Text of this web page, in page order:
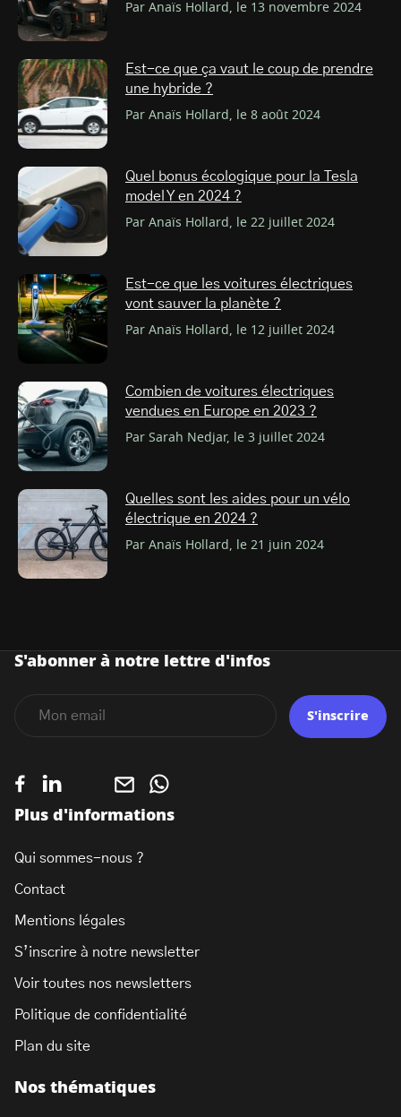
Par Anaïs Hollard, le 13 novembre 2024
Est-ce que ça vaut le coup de prendre
une hybride ?
Par Anaïs Hollard, le 8 août 2024
Quel bonus écologique pour la Tesla
model Y en 2024 ?
Par Anaïs Hollard, le 22 juillet 2024
Est-ce que les voitures électriques
vont sauver la planète ?
Par Anaïs Hollard, le 12 juillet 2024
Combien de voitures électriques
vendues en Europe en 2023 ?
Par Sarah Nedjar, le 3 juillet 2024
Quelles sont les aides pour un vélo
électrique en 2024 ?
Par Anaïs Hollard, le 21 juin 2024
Nos thématiques
Plus d'informations
Qui sommes-nous ?
Contact
Mentions légales
S’inscrire à notre newsletter
Voir toutes nos newsletters
Politique de confidentialité
Plan du site
S'abonner à notre lettre d'infos
S'inscrire